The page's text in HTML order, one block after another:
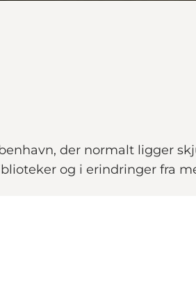
der normalt ligger
og i erindringer fra